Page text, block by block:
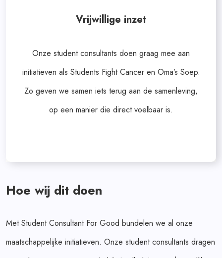
Vrijwillige inzet
Onze student consultants doen graag mee aan
initiatieven als Students Fight Cancer en Oma’s Soep.
Zo geven we samen iets terug aan de samenleving,
op een manier die direct voelbaar is.
Hoe wij dit doen
Met Student Consultant For Good bundelen we al onze
maatschappelijke initiatieven. Onze student consultants dragen